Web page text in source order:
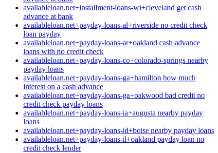
availableloan.net+installment-loans-wi+cleveland get cash
advance at bank
availableloan.net+payday-loans-al+riverside no credit check
loan payday
availableloan.net+payday-loans-ar+oakland cash advance
loans with no credit check
availableloan.net+payday-loans-co+colorado-springs nearby
payday loans
availableloan.net+payday-loans-ga+hamilton how much
interest on a cash advance
availableloan.net+payday-loans-ga+oakwood bad credit no
credit check payday loans
availableloan.net+payday-loans-ia+augusta nearby payday
loans
availableloan.net+payday-loans-id+boise nearby payday loans
availableloan.net+payday-loans-il+oakland payday loan no
credit check lender